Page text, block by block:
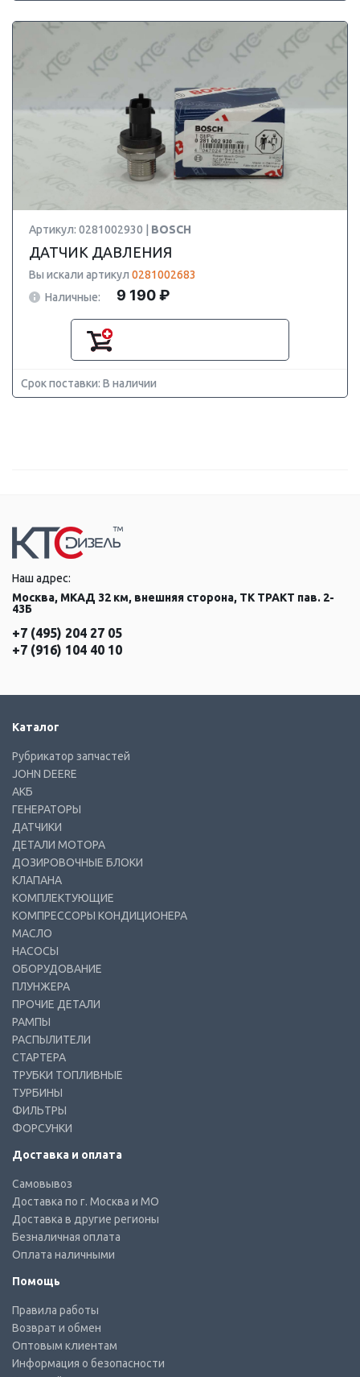
Артикул: 0281002930 | BOSCH
ДАТЧИК ДАВЛЕНИЯ
Вы искали артикул 0281002683
Наличные:
9 190 ₽
Срок поставки: В наличии
Наш адрес:
Москва, МКАД 32 км, внешняя сторона, ТК ТРАКТ пав. 2-
43Б
+7 (495) 204 27 05
+7 (916) 104 40 10
Каталог
Рубрикатор запчастей
JOHN DEERE
АКБ
ГЕНЕРАТОРЫ
ДАТЧИКИ
ДЕТАЛИ МОТОРА
ДОЗИРОВОЧНЫЕ БЛОКИ
КЛАПАНА
КОМПЛЕКТУЮЩИЕ
КОМПРЕССОРЫ КОНДИЦИОНЕРА
МАСЛО
НАСОСЫ
ОБОРУДОВАНИЕ
ПЛУНЖЕРА
ПРОЧИЕ ДЕТАЛИ
РАМПЫ
РАСПЫЛИТЕЛИ
СТАРТЕРА
ТРУБКИ ТОПЛИВНЫЕ
ТУРБИНЫ
ФИЛЬТРЫ
ФОРСУНКИ
Доставка и оплата
Самовывоз
Доставка по г. Москва и МО
Доставка в другие регионы
Безналичная оплата
Оплата наличными
Помощь
Правила работы
Возврат и обмен
Оптовым клиентам
Информация о безопасности